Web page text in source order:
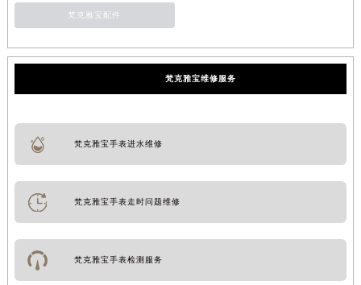
梵克雅宝配件
梵克雅宝维修服务
梵克雅宝手表进水维修
梵克雅宝手表走时问题维修
梵克雅宝手表检测服务